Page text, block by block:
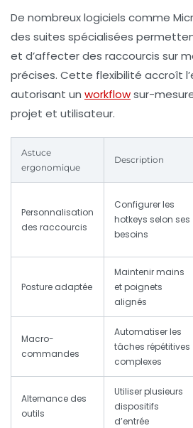
De nombreux logiciels comme
des suites spécialisées
et d’affecter des raccourcis sur
précises. Cette flexibilité accroît
autorisant un workflowsur-
projet et utilisateur.
Astuce
ergonomique
Description
Personnalisation
des raccourcis
Configurer les
hotkeys selon ses
besoins
Posture adaptée
Maintenir mains
et poignets
alignés
Macro-
commandes
Automatiser les
tâches répétitives
complexes
Alternance des
outils
Utiliser plusieurs
dispositifs
d’entrée